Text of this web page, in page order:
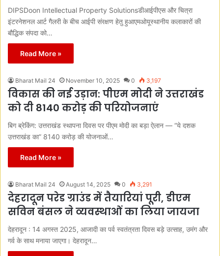
DIPSDoon Intellectual Property Solutionsडीआईपीएस और चित्रा
इंटरनेशनल आर्ट गैलरी के बीच आईपी संरक्षण हेतु हुआएमओयूस्थानीय कलाकारों की
बौद्धिक संपदा को…
Read More »
Bharat Mail 24 November 10, 2025 0 3,197
विकास की नई उड़ान: पीएम मोदी ने उत्तराखंड
को दी 8140 करोड़ की परियोजनाएं
बिग ब्रेकिंग: उत्तराखंड स्थापना दिवस पर पीएम मोदी का बड़ा ऐलान — “ये दशक
उत्तराखंड का” 8140 करोड़ की योजनाओं…
Read More »
Bharat Mail 24 August 14, 2025 0 3,291
देहरादून परेड ग्राउंड में तैयारियां पूरी, डीएम
सविन बंसल ने व्यवस्थाओं का लिया जायजा
देहरादून : 14 अगस्त 2025, आजादी का पर्व स्वतंत्रता दिवस बड़े उत्साह, उमंग और
गर्व के साथ मनाया जाएगा। देहरादून…